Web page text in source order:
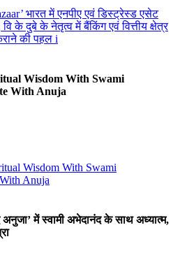
Wisdom With Swami
With Anuja
में स्वामी अभेदानंद के साथ अध्यात्म,